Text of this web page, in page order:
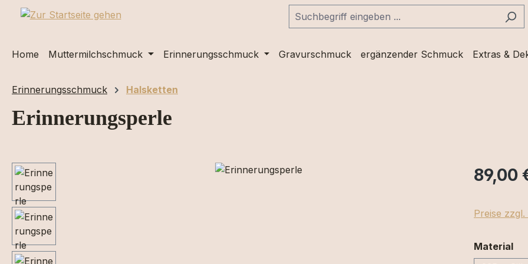
Hauptinhalt springen
Zur Suche springen
Zur Hauptnavigation springen
Home Muttermilchschmuck Erinnerungsschmuck Gravurschmuck ergänzender Schmuck Extras &
Erinnerungsschmuck Halsketten
Erinnerungsperle
Bildergalerie überspringen 89,00
Preise
Material